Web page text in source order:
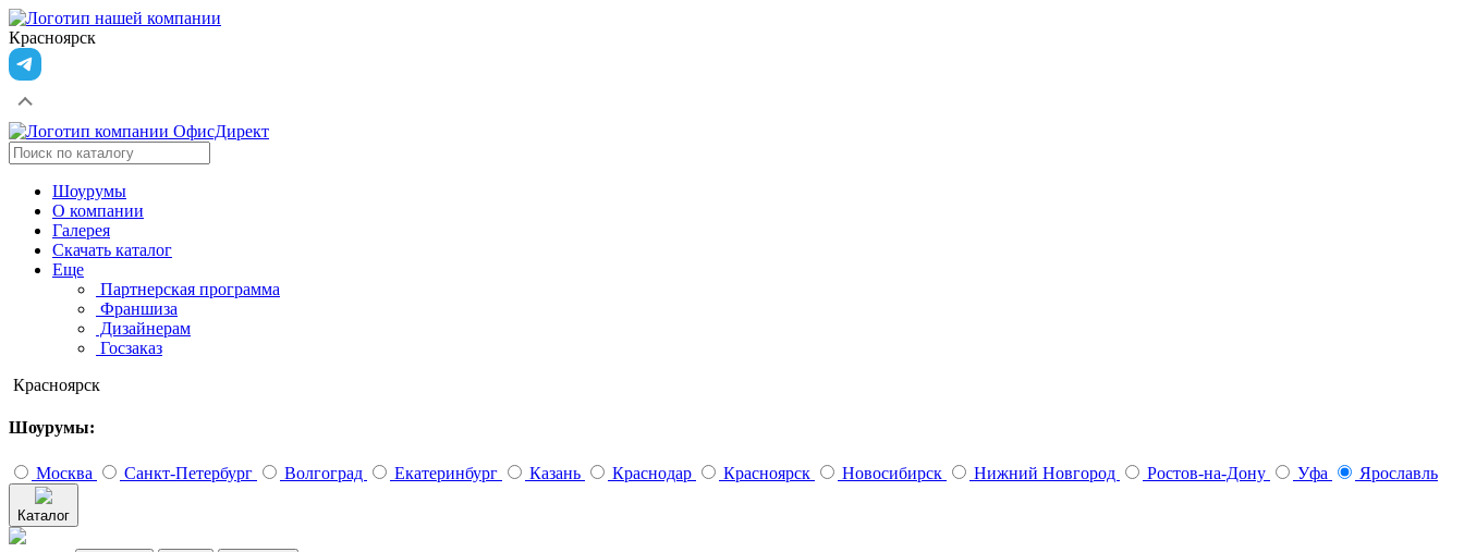
Красноярск
Шоурумы
О компании
Галерея
Скачать каталог
Еще
Партнерская программа
Франшиза
Дизайнерам
Госзаказ
Красноярск
Шоурумы:
Москва Санкт-Петербург Волгоград Екатеринбург Казань Краснодар Красноярск Новосибирск Нижний Новгород Ростов-на-Дону Уфа Ярославль
Каталог